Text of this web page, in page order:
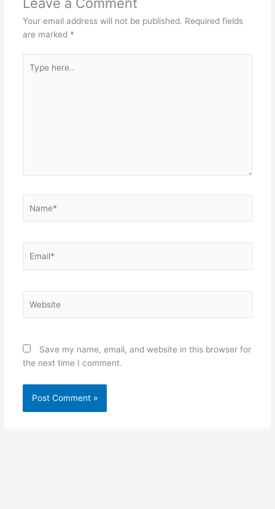
Your email address will not be published. Required fields
are marked *
here..
Save my name, email, and website in this browser for
the next time I comment.